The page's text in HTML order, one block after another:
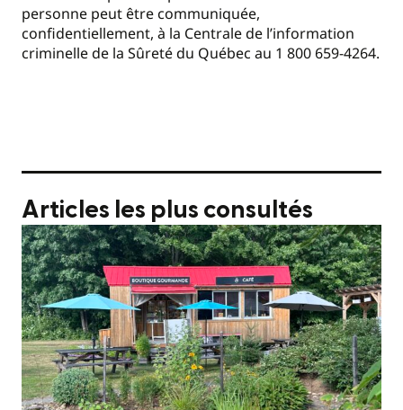
personne peut être communiquée,
confidentiellement, à la Centrale de l’information
criminelle de la Sûreté du Québec au 1 800 659-4264.
Articles les plus consultés